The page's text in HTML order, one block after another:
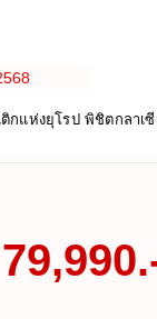
กแห่งยุโรป พิชิตกลาเ